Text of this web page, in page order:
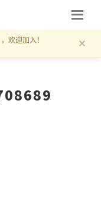
欢迎加入！ ×